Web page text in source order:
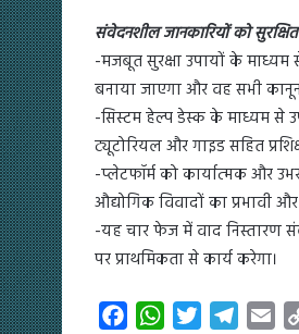
संवेदनशील जानकारियों को
-मजबूत सुरक्षा उपायों के माध्यम
बनाया जाएगा और वह सभी
-सिस्टम हेल्प डेस्क के माध्यम से
ट्यूटोरियल और गाइड सहित
-प्लेटफॉर्म को कार्यात्मक और
औद्योगिक विवादों का प्रभावी
-यह चार फेज में वाद निस्तारण
पर प्राथमिकता से कार्य करेगा।
W